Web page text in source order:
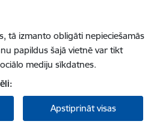
tā izmanto obligāti nepieciešamās
papildus šajā vietnē var tikt
mediju sīkdatnes.
Apstiprināt visas